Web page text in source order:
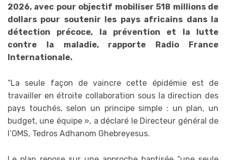
2026, avec pour objectif mobiliser 518 millions de
dollars pour soutenir les pays africains dans la
détection précoce, la prévention et la lutte
contre la maladie, rapporte Radio France
Internationale.
“La seule façon de vaincre cette épidémie est de
travailler en étroite collaboration sous la direction des
pays touchés, selon un principe simple : un plan, un
budget, une équipe », a déclaré le Directeur général de
l’OMS, Tedros Adhanom Ghebreyesus.